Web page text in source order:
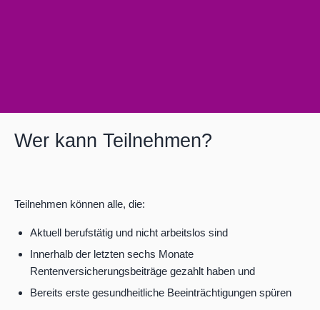
Wer kann Teilnehmen?
Teilnehmen können alle, die:
Aktuell berufstätig und nicht arbeitslos sind
Innerhalb der letzten sechs Monate
Rentenversicherungsbeiträge gezahlt haben und
Bereits erste gesundheitliche Beeinträchtigungen spüren